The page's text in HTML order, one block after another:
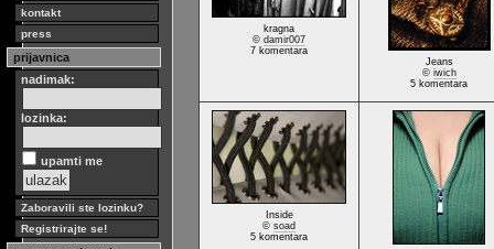
kontakt
press
prijavnica
nadimak:
lozinka:
upamti me
Zaboravili ste lozinku?
Registrirajte se!
kragna
© damir007
7 komentara
Jeans
© iwich
5 komentara
Inside
© soad
5 komentara